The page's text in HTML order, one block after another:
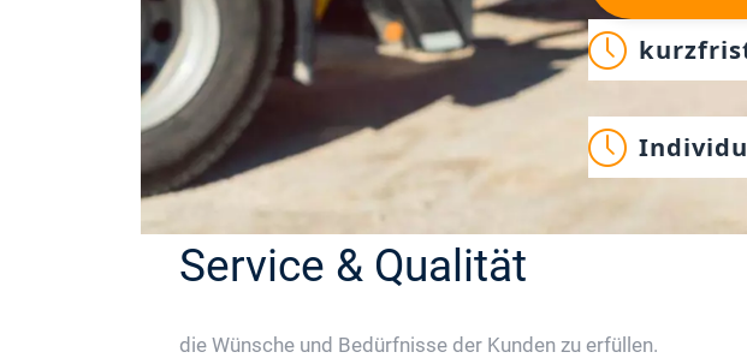
Service & Qualität
die Wünsche und Bedürfnisse der Kunden zu erfüllen.